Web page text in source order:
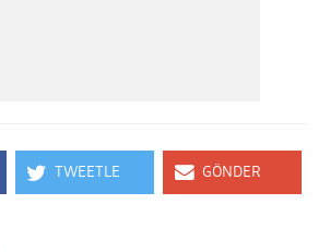
TWEETLE GÖNDER